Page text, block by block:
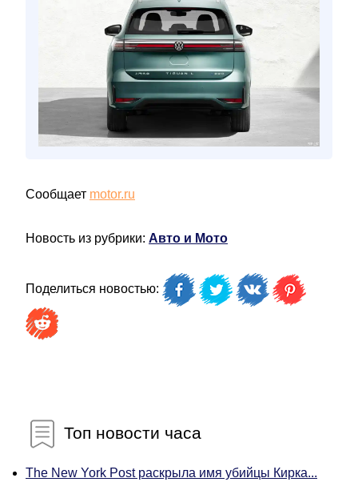
Сообщает motor.ru
Новость из рубрики: Авто и Мото
Поделиться новостью:
Топ новости часа
The New York Post раскрыла имя убийцы Кирка...